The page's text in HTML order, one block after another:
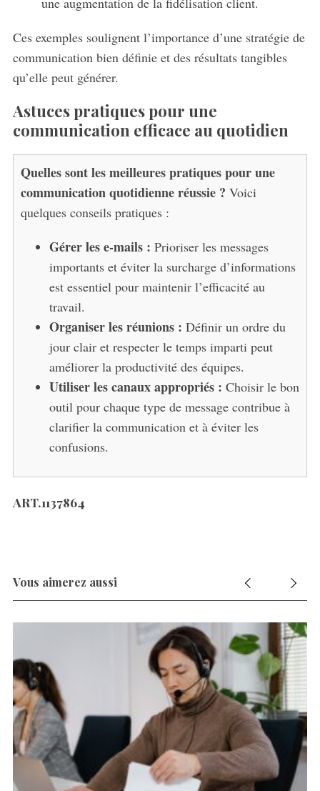
Ces exemples soulignent l’importance d’une stratégie de
communication bien définie et des résultats tangibles
qu’elle peut générer.
Astuces pratiques pour une
communication efficace au quotidien
Quelles sont les meilleures pratiques pour une
communication quotidienne réussie ? Voici
quelques conseils pratiques :
Gérer les e-mails : Prioriser les messages
importants et éviter la surcharge d’informations
est essentiel pour maintenir l’efficacité au
travail.
Organiser les réunions : Définir un ordre du
jour clair et respecter le temps imparti peut
améliorer la productivité des équipes.
Utiliser les canaux appropriés : Choisir le bon
outil pour chaque type de message contribue à
clarifier la communication et à éviter les
confusions.
ART.1137864
Vous aimerez aussi